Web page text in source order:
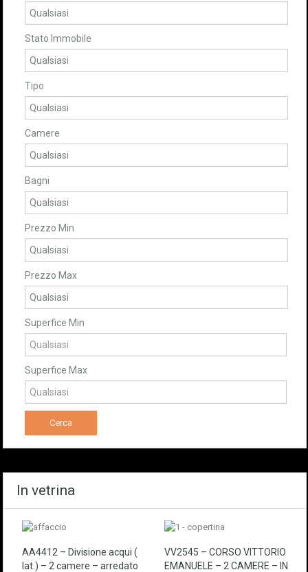
Stato Immobile
Tipo
Camere
Bagni
Prezzo Min
Prezzo Max
Superfice Min
Superfice Max
In vetrina
AA4412 – Divisione acqui (
lat.) – 2 camere – arredato
VV2545 – CORSO VITTORIO
EMANUELE – 2 CAMERE – IN